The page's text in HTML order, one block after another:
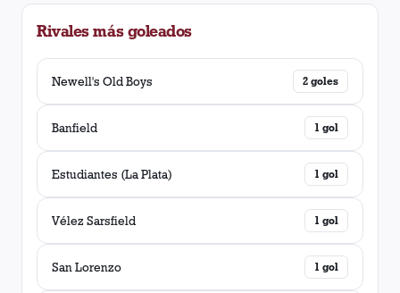
Rivales más goleados
Newell's Old Boys 2 goles
Banfield 1 gol
Estudiantes (La Plata) 1 gol
Vélez Sarsfield 1 gol
San Lorenzo 1 gol